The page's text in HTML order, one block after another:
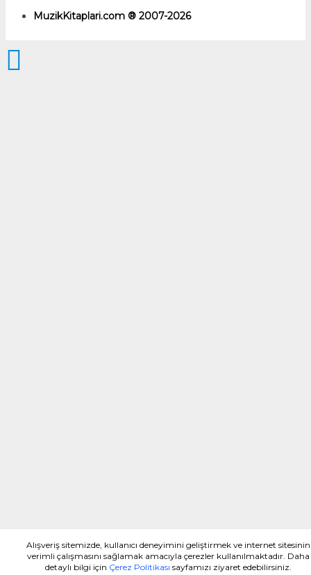
MuzikKitaplari.com ® 2007-2026
Alışveriş sitemizde, kullanıcı deneyimini geliştirmek ve internet sitesinin
verimli çalışmasını sağlamak amacıyla çerezler kullanılmaktadır. Daha
detaylı bilgi için Çerez Politikası sayfamızı ziyaret edebilirsiniz.